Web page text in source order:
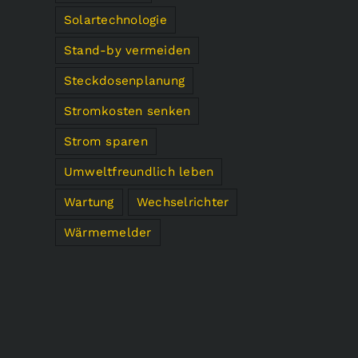
Solartechnologie
Stand-by vermeiden
Steckdosenplanung
Stromkosten senken
Strom sparen
Umweltfreundlich leben
Wartung Wechselrichter
Wärmemelder